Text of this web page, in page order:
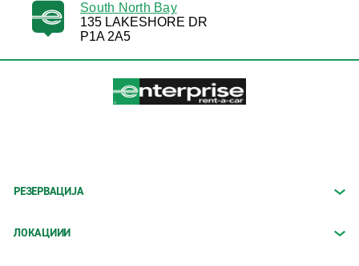
South North Bay
135 LAKESHORE DR
P1A 2A5
РЕЗЕРВАЦИЈА
ЛОКАЦИИИ